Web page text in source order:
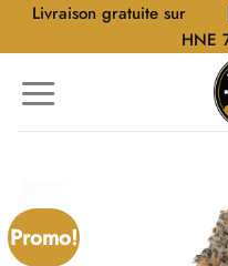
AllerLivraison gratuite sur
HNE
Promo!